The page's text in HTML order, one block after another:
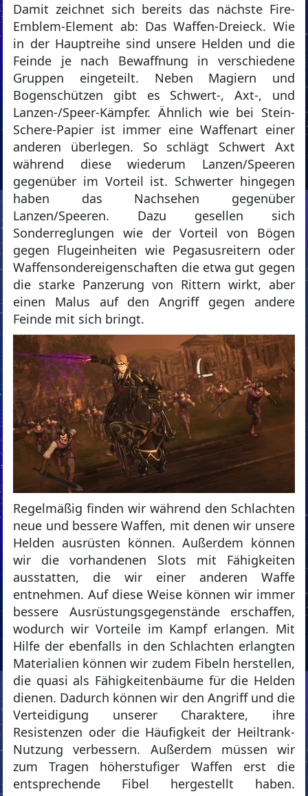
Damit zeichnet sich bereits das nächste Fire-
Emblem-Element ab: Das Waffen-Dreieck. Wie
in der Hauptreihe sind unsere Helden und die
Feinde je nach Bewaffnung in verschiedene
Gruppen eingeteilt. Neben Magiern und
Bogenschützen gibt es Schwert-, Axt-, und
Lanzen-/Speer-Kämpfer. Ähnlich wie bei Stein-
Schere-Papier ist immer eine Waffenart einer
anderen überlegen. So schlägt Schwert Axt
während diese wiederum Lanzen/Speeren
gegenüber im Vorteil ist. Schwerter hingegen
haben das Nachsehen gegenüber
Lanzen/Speeren. Dazu gesellen sich
Sonderreglungen wie der Vorteil von Bögen
gegen Flugeinheiten wie Pegasusreitern oder
Waffensondereigenschaften die etwa gut gegen
die starke Panzerung von Rittern wirkt, aber
einen Malus auf den Angriff gegen andere
Feinde mit sich bringt.
Regelmäßig finden wir während den Schlachten
neue und bessere Waffen, mit denen wir unsere
Helden ausrüsten können. Außerdem können
wir die vorhandenen Slots mit Fähigkeiten
ausstatten, die wir einer anderen Waffe
entnehmen. Auf diese Weise können wir immer
bessere Ausrüstungsgegenstände erschaffen,
wodurch wir Vorteile im Kampf erlangen. Mit
Hilfe der ebenfalls in den Schlachten erlangten
Materialien können wir zudem Fibeln herstellen,
die quasi als Fähigkeitenbäume für die Helden
dienen. Dadurch können wir den Angriff und die
Verteidigung unserer Charaktere, ihre
Resistenzen oder die Häufigkeit der Heiltrank-
Nutzung verbessern. Außerdem müssen wir
zum Tragen höherstufiger Waffen erst die
entsprechende Fibel hergestellt haben.